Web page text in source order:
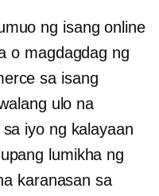
ng isang online
o magdagdag ng
sa isang
ulo na
iyo ng kalayaan
lumikha ng
karanasan sa